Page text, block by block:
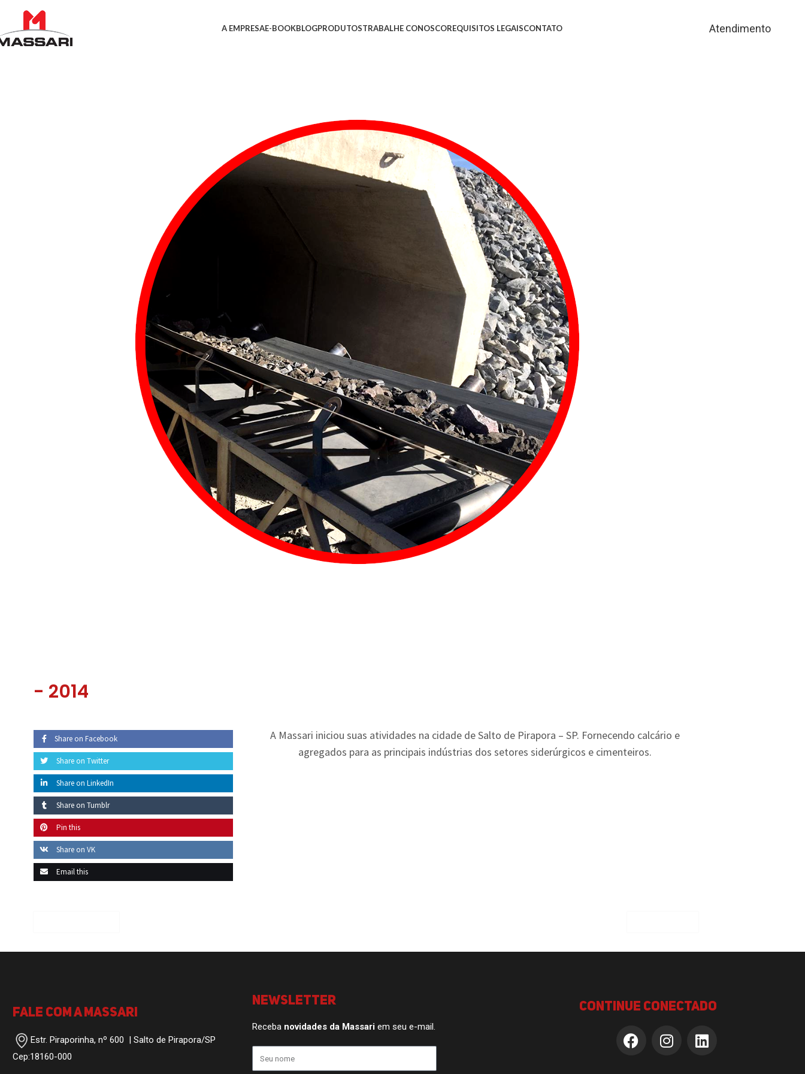
A EMPRESAE-BOOKBLOGPRODUTOSTRABALHE CONOSCOREQUISITOS LEGAISCONTATO Atendimento
- 2014
Share on Facebook
Share on Twitter
Share on LinkedIn
Share on Tumblr
Pin this
Share on VK
Email this
A Massari iniciou suas atividades na cidade de Salto de Pirapora – SP. Fornecendo calcário e
agregados para as principais indústrias dos setores siderúrgicos e cimenteiros.
Fale com a Massari
Estr. Piraporinha, nº 600 | Salto de Pirapora/SP
Cep:18160-000
Newsletter
Receba novidades da Massariem seu e-mail.
continue conectado